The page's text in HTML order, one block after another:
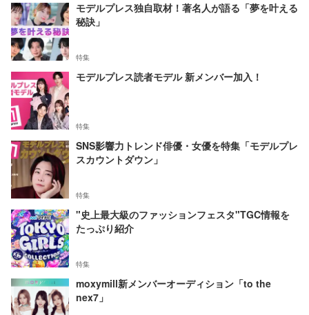
モデルプレス独自取材！著名人が語る「夢を叶える
秘訣」
特集
モデルプレス読者モデル 新メンバー加入！
特集
SNS影響力トレンド俳優・女優を特集「モデルプレ
スカウントダウン」
特集
"史上最大級のファッションフェスタ"TGC情報を
たっぷり紹介
特集
moxymill新メンバーオーディション「to the
nex7」